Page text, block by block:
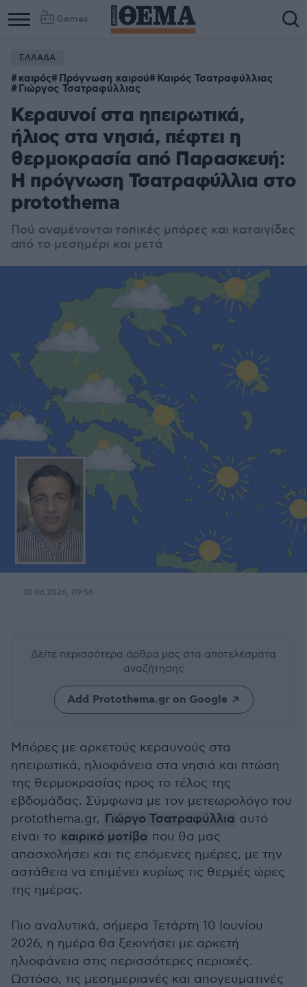
Games
ΕΛΛΑΔΑ
καιρός Πρόγνωση καιρού Καιρός Τσατραφύλλιας
Γιώργος Τσατραφύλλιας
Κεραυνοί στα ηπειρωτικά,
ήλιος στα νησιά, πέφτει η
θερμοκρασία από Παρασκευή:
Η πρόγνωση Τσατραφύλλια στο
protothema
Πού αναμένονται τοπικές μπόρες και καταιγίδες
από το μεσημέρι και μετά
10.06.2026, 09:56
Δείτε περισσότερα άρθρα μας στα αποτελέσματα
αναζήτησης
Add Protothema.gr on Google
Μπόρες με αρκετούς κεραυνούς στα
ηπειρωτικά, ηλιοφάνεια στα νησιά και πτώση
της θερμοκρασίας προς το τέλος της
εβδομάδας. Σύμφωνα με τον μετεωρολόγο του
protothema.gr, Γιώργο Τσατραφύλλια αυτό
είναι το καιρικό μοτίβο που θα μας
απασχολήσει και τις επόμενες ημέρες, με την
αστάθεια να επιμένει κυρίως τις θερμές ώρες
της ημέρας.
Πιο αναλυτικά, σήμερα Τετάρτη 10 Ιουνίου
2026, η ημέρα θα ξεκινήσει με αρκετή
ηλιοφάνεια στις περισσότερες περιοχές.
Ωστόσο, τις μεσημεριανές και απογευματινές